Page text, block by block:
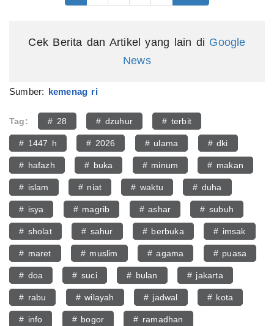
Cek Berita dan Artikel yang lain di Google
News
Sumber: kemenag ri
Tag: # 28 # dzuhur # terbit
# 1447 h # 2026 # ulama # dki
# hafazh # buka # minum # makan
# islam # niat # waktu # duha
# isya # magrib # ashar # subuh
# sholat # sahur # berbuka # imsak
# maret # muslim # agama # puasa
# doa # suci # bulan # jakarta
# rabu # wilayah # jadwal # kota
# info # bogor # ramadhan